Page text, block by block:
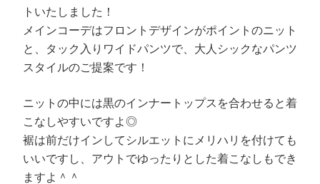
トいたしました！
メインコーデはフロントデザインがポイントのニット
と、タック入りワイドパンツで、大人シックなパンツ
スタイルのご提案です！
ニットの中には黒のインナートップスを合わせると着
こなしやすいですよ◎
裾は前だけインしてシルエットにメリハリを付けても
いいですし、アウトでゆったりとした着こなしもでき
ますよ＾＾